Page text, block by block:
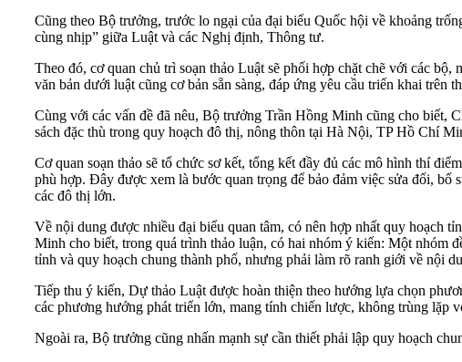
Cũng theo Bộ trưởng, trước lo ngại của đại biểu Quốc hội về khoảng
cùng nhịp” giữa Luật và các Nghị định, Thông tư.
Theo đó, cơ quan chủ trì soạn thảo Luật sẽ phối hợp chặt chẽ với các
văn bản dưới luật cũng cơ bản sẵn sàng, đáp ứng yêu cầu triển khai trên
Cùng với các vấn đề đã nêu, Bộ trưởng Trần Hồng Minh cũng cho biết,
sách đặc thù trong quy hoạch đô thị, nông thôn tại Hà Nội, TP Hồ Chí
Cơ quan soạn thảo sẽ tổ chức sơ kết, tổng kết đầy đủ các mô hình thí
phù hợp. Đây được xem là bước quan trọng để bảo đảm việc sửa đổi,
các đô thị lớn.
Về nội dung được nhiều đại biểu quan tâm, có nên hợp nhất quy hoạch
Minh cho biết, trong quá trình thảo luận, có hai nhóm ý kiến: Một nhóm
tỉnh và quy hoạch chung thành phố, nhưng phải làm rõ ranh giới về nội
Tiếp thu ý kiến, Dự thảo Luật được hoàn thiện theo hướng lựa chọn
các phương hướng phát triển lớn, mang tính chiến lược, không trùng lặp
Ngoài ra, Bộ trưởng cũng nhấn mạnh sự cần thiết phải lập quy hoạch